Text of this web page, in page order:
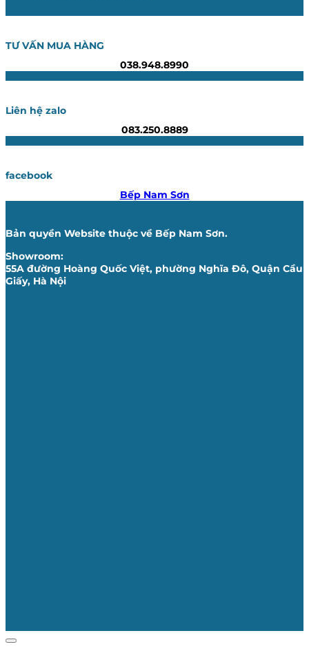
TƯ VẤN MUA HÀNG
038.948.8990
Liên hệ zalo
083.250.8889
facebook
Bếp Nam Sơn
Bản quyền Website thuộc về Bếp Nam Sơn.
Showroom:
55A đường Hoàng Quốc Việt, phường Nghĩa Đô, Quận Cầu
Giấy, Hà Nội